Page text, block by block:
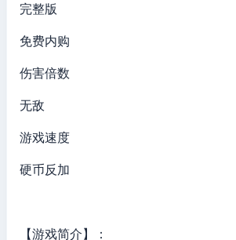
完整版
免费内购
伤害倍数
无敌
游戏速度
硬币反加
【游戏简介】：